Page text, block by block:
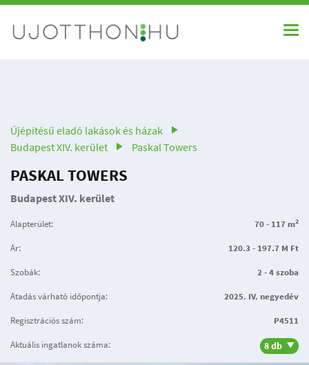
Újépítésű eladó lakások és házak
Budapest XIV. kerület
Paskal Towers
PASKAL TOWERS
Budapest XIV. kerület
Alapterület: 70 - 117 m2
Ár: 120.3 - 197.7 M Ft
Szobák: 2 - 4 szoba
Átadás várható időpontja: 2025. IV. negyedév
Regisztrációs szám: P4511
Aktuális ingatlanok száma: 8 db